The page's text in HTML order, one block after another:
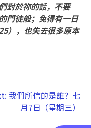
對於祢的話，不要
門徒般； 免得有一日
），也失去很多原本
我們所信的是誰？七
月7日（星期三）